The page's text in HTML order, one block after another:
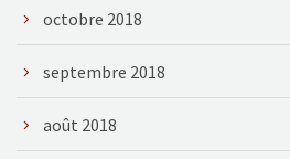
octobre 2018
septembre 2018
août 2018